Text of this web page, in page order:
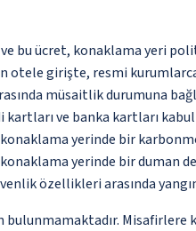
bu ücret, konaklama yeri
otele girişte, resmi
müsaitlik durumuna
kartları ve banka kartları
yerinde bir
yerinde bir duman
özellikleri arasında
bulunmamaktadır.